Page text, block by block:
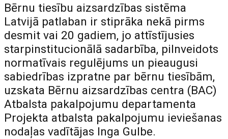
Bērnu tiesību aizsardzības sistēma
Latvijā patlaban ir stiprāka nekā pirms
desmit vai 20 gadiem, jo attīstījusies
starpinstitucionālā sadarbība, pilnveidots
normatīvais regulējums un pieaugusi
sabiedrības izpratne par bērnu tiesībām,
uzskata Bērnu aizsardzības centra (BAC)
Atbalsta pakalpojumu departamenta
Projekta atbalsta pakalpojumu ieviešanas
nodaļas vadītājas Inga Gulbe.